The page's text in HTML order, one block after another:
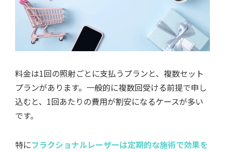
料金は1回の照射ごとに支払うプランと、複数セット
プランがあります。一般的に複数回受ける前提で申し
込むと、1回あたりの費用が割安になるケースが多い
です。
特にフラクショナルレーザーは定期的な施術で効果を